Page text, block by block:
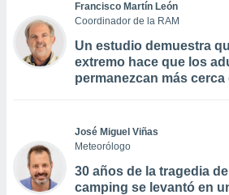
Francisco Martín León
Coordinador de la RAM
Un estudio demuestra
extremo hace que los
permanezcan más cerca
José Miguel Viñas
Meteorólogo
30 años de la tragedia
camping se levantó en